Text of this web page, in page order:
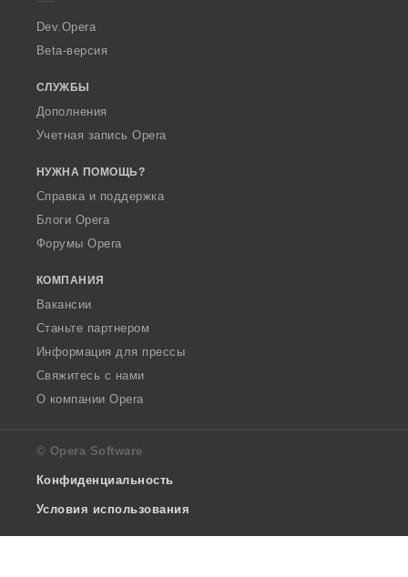
a
Dev.Opera
Beta-версия
СЛУЖБЫ
Дополнения
Учетная запись Opera
НУЖНА ПОМОЩЬ?
Справка и поддержка
Блоги Opera
Форумы Opera
КОМПАНИЯ
Вакансии
Станьте партнером
Информация для прессы
Свяжитесь с нами
О компании Opera
© Opera Software
Конфиденциальность
Условия использования